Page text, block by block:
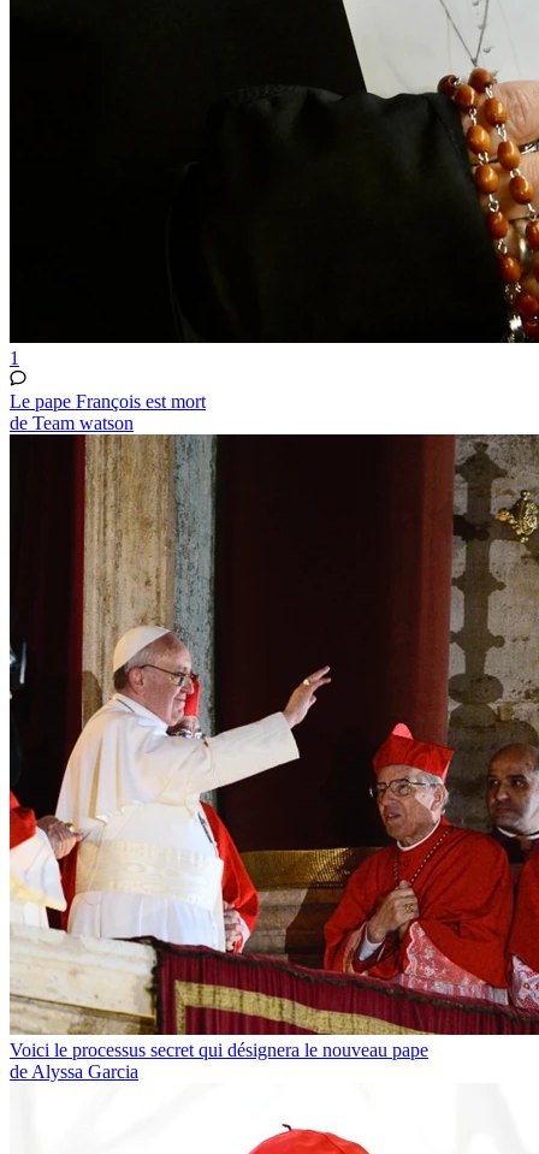
1
Le pape François est mort
de Team watson
Voici le processus secret qui désignera le nouveau pape
de Alyssa Garcia